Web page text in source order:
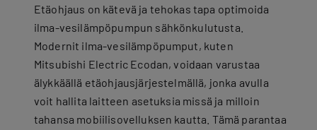
Etäohjaus on kätevä ja tehokas tapa optimoida
ilma-vesilämpöpumpun sähkönkulutusta.
Modernit ilma-vesilämpöpumput, kuten
Mitsubishi Electric Ecodan, voidaan varustaa
älykkäällä etäohjausjärjestelmällä, jonka avulla
voit hallita laitteen asetuksia missä ja milloin
tahansa mobiilisovelluksen kautta. Tämä parantaa